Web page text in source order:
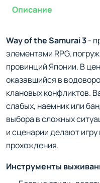
Описание
Way of the Samurai 3-
элементами RPG,
провинций Японии. В
оказавшийся в
клановых конфликтов.
слабых, наемник или
выбора в сложных
и сценарии делают
прохождения.
Инструменты